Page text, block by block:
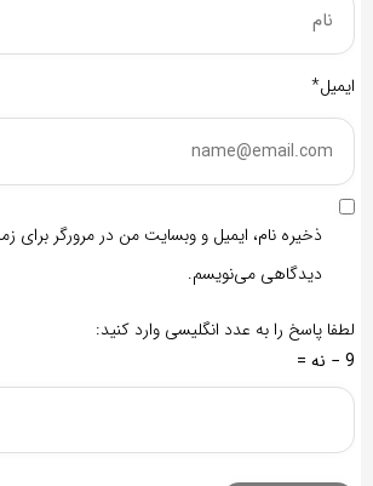
ایمیل*
ذخیره نام، ایمیل و وبسایت من در مرورگر برای
دیدگاهی می‌نویسم.
لطفا پاسخ را به عدد انگلیسی وارد کنید:
9 − نه =